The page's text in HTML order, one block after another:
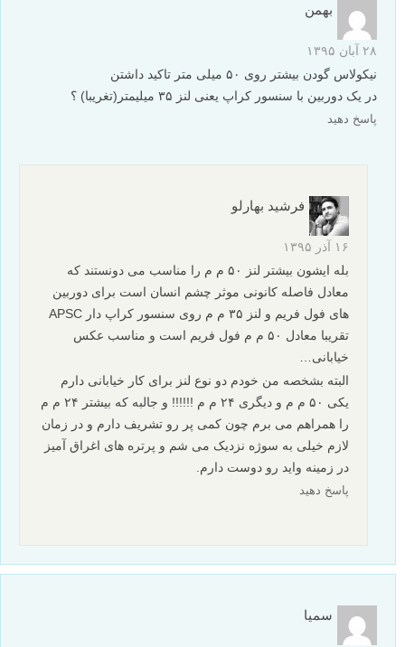
بهمن
۲۸ آبان ۱۳۹۵
نیکولاس گودن بیشتر روی ۵۰ میلی متر تاکید داشتن
در یک دوربین با سنسور کراپ یعنی لنز ۳۵ میلیمتر(تغریبا) ؟
پاسخ دهید
فرشید بهارلو
۱۶ آذر ۱۳۹۵
بله ایشون بیشتر لنز ۵۰ م م را مناسب می دونستند که
معادل فاصله کانونی موثر چشم انسان است برای دوربین
های فول فریم و لنز ۳۵ م م روی سنسور کراپ دار APSC
تقریبا معادل ۵۰ م م فول فریم است و مناسب عکس
خیابانی…
البته بشخصه من خودم دو نوع لنز برای کار خیابانی دارم
یکی ۵۰ م م و دیگری ۲۴ م م !!!!!! و جالبه که بیشتر ۲۴ م م
را همراهم می برم چون کمی پر رو تشریف دارم و در زمان
لازم خیلی به سوژه نزدیک می شم و پرتره های اغراق آمیز
در زمینه واید رو دوست دارم.
پاسخ دهید
سمیا